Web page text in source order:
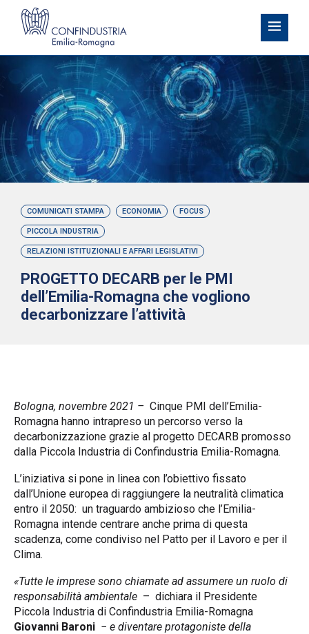
COMUNICATI STAMPA ECONOMIA FOCUS
PICCOLA INDUSTRIA
RELAZIONI ISTITUZIONALI E AFFARI LEGISLATIVI
PROGETTO DECARB per le PMI
dell’Emilia-Romagna che vogliono
decarbonizzare l’attività
Bologna, novembre 2021 – Cinque PMI dell’Emilia-
Romagna hanno intrapreso un percorso verso la
decarbonizzazione grazie al progetto DECARB promosso
dalla Piccola Industria di Confindustria Emilia-Romagna.
L’iniziativa si pone in linea con l’obiettivo fissato
dall’Unione europea di raggiungere la neutralità climatica
entro il 2050: un traguardo ambizioso che l’Emilia-
Romagna intende centrare anche prima di questa
scadenza, come condiviso nel Patto per il Lavoro e per il
Clima.
«Tutte le imprese sono chiamate ad assumere un ruolo di
responsabilità ambientale – dichiara il Presidente
Piccola Industria di Confindustria Emilia-Romagna
Giovanni Baroni − e diventare protagoniste della